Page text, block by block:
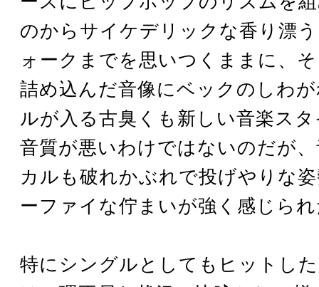
のからサイケデリックな香り漂
ォークまでを思いつくままに、
詰め込んだ音像にベックのしわ
ルが入る古臭くも新しい音楽ス
音質が悪いわけではないのだが
カルも破れかぶれで投げやりな
ーファイな佇まいが強く感じら
特にシングルとしてもヒットし